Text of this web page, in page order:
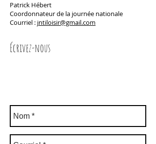
Patrick Hébert
Coordonnateur de la journée nationale
Courriel : jntiloisir@gmail.com
Écrivez-nous